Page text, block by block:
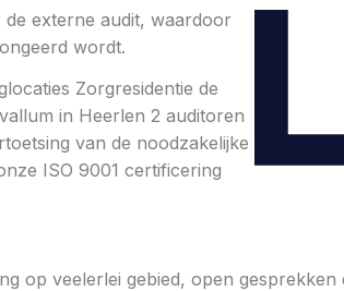
de externe audit, waardoor
wordt.
Zorgresidentie de
in Heerlen 2 auditoren
van de noodzakelijke
ISO 9001 certificering
op veelerlei gebied, open